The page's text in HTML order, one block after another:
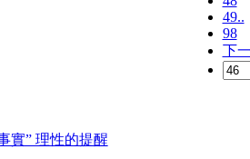
49..
98
下
實” 理性的提醒